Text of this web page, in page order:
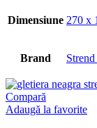
Dimensiune 270 x
Brand
Compară
Adaugă la favorite